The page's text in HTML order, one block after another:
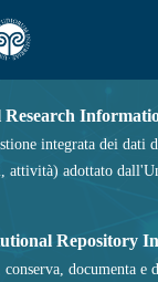
integrata dei dati
attività) adottato
Repository
documenta e